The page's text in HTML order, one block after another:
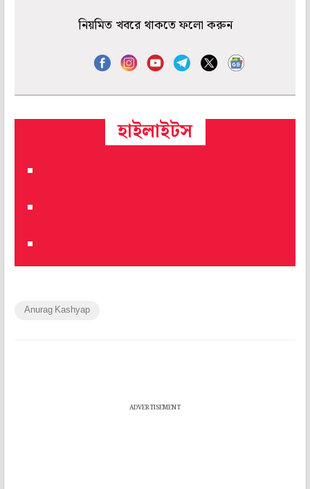
নিয়মিত খবরে থাকতে ফলো করুন
হাইলাইটস
Anurag Kashyap
ADVERTISEMENT